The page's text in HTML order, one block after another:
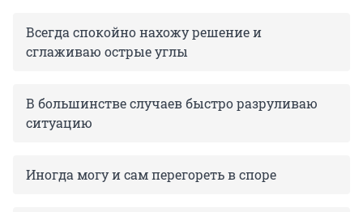
Всегда спокойно нахожу решение и
сглаживаю острые углы
В большинстве случаев быстро разруливаю
ситуацию
Иногда могу и сам перегореть в споре